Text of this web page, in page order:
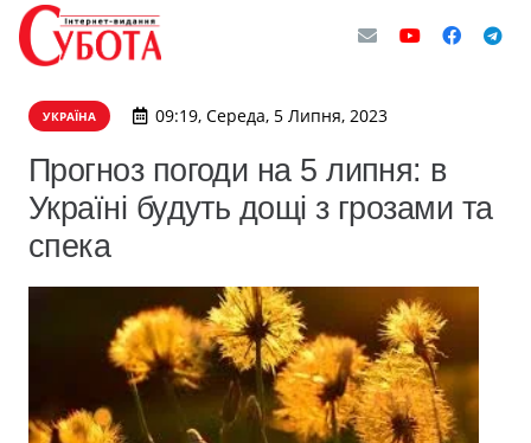
УКРАЇНА 09:19, Середа, 5 Липня, 2023
Прогноз погоди на 5 липня: в
Україні будуть дощі з грозами та
спека